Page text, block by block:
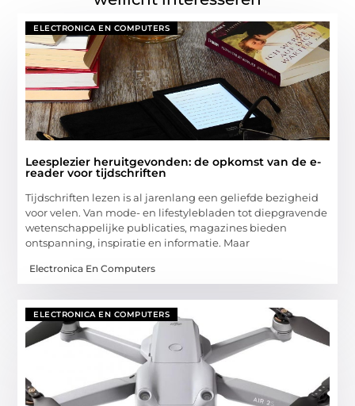
ELECTRONICA EN COMPUTERS
Leesplezier heruitgevonden: de opkomst van de e-
reader voor tijdschriften
Tijdschriften lezen is al jarenlang een geliefde bezigheid
voor velen. Van mode- en lifestylebladen tot diepgravende
wetenschappelijke publicaties, magazines bieden
ontspanning, inspiratie en informatie. Maar
Electronica En Computers
ELECTRONICA EN COMPUTERS